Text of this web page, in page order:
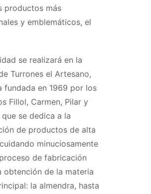
productos más
y emblemáticos, el
se realizará en la
Turrones el Artesano,
fundada en 1969 por los
Fillol, Carmen, Pilar y
se dedica a la
de productos de alta
minuciosamente
de fabricación
obtención de la materia
la almendra, hasta